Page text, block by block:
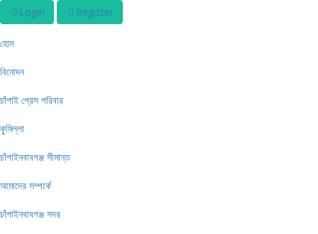
Login Register
হোম
বিনোদন
চাঁপাই প্রেস পরিবার
কুমিল্লা
চাঁপাইনবাবগঞ্জ সীমান্ত
আমাদের সম্পর্কে
চাঁপাইনবাবগঞ্জ সদর